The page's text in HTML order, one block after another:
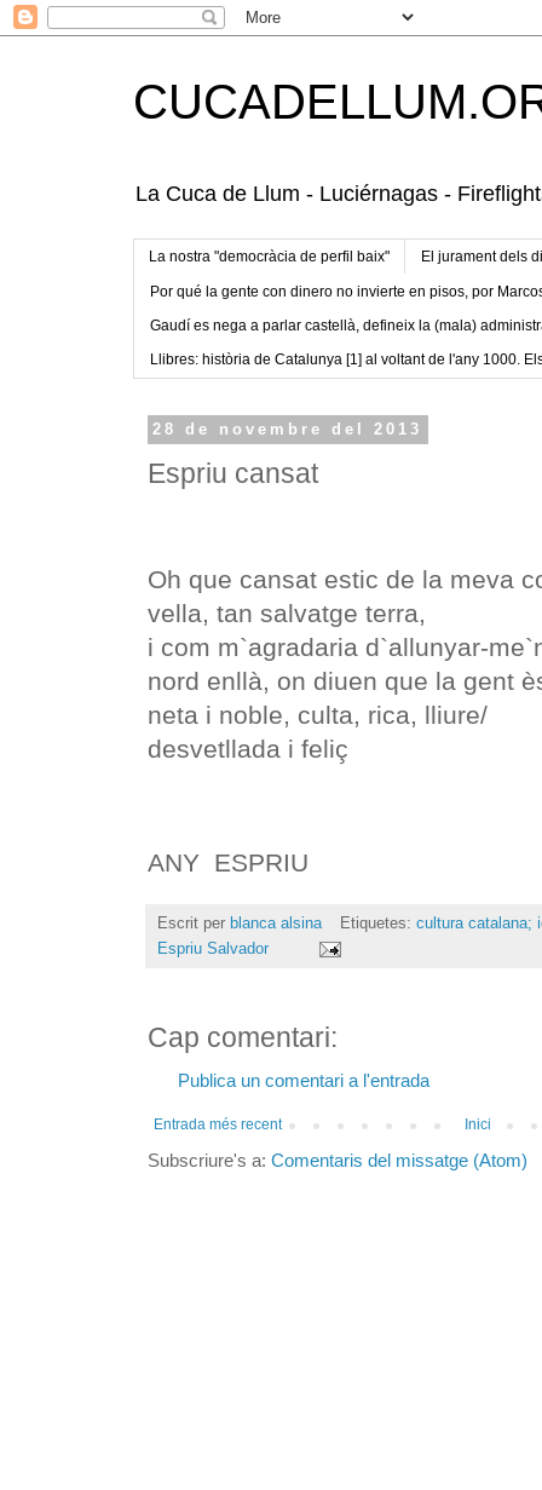
La Cuca de Llum - Luciérnagas -
La nostra "democràcia de perfil baix" El jurament dels
Por qué la gente con dinero no invierte en pisos, por
Gaudí es nega a parlar castellà, defineix la (mala)
Llibres: història de Catalunya [1] al voltant de l'any 1000.
28 de novembre del 2013
Espriu cansat
Oh que cansat estic de la meva
vella, tan salvatge terra,
i com m`agradaria d`allunyar-
nord enllà, on diuen que la gent
neta i noble, culta, rica, lliure/
desvetllada i feliç
ANY ESPRIU
Escrit per blanca alsina Etiquetes: cultura catalana;
Espriu Salvador
Cap comentari:
Publica un comentari a l'entrada
Entrada més recent Inici
Subscriure's a: Comentaris del missatge (Atom)